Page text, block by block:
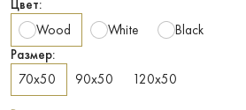
Цвет:
Wood
White
Black
Размер:
70х50
90х50 120х50